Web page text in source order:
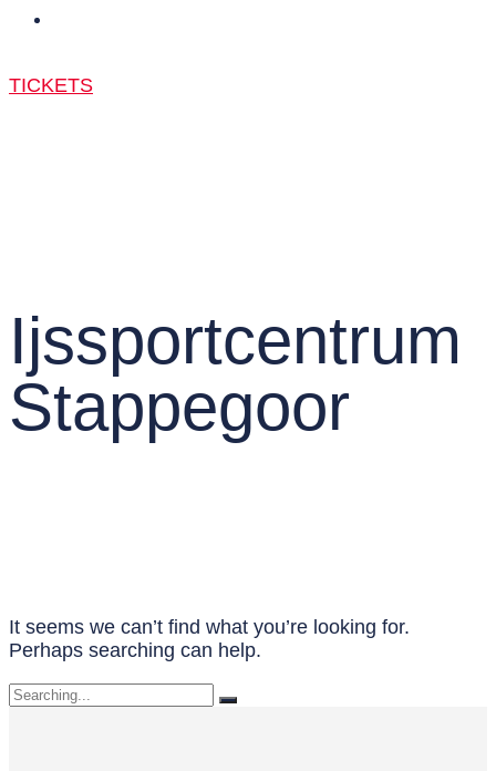
TICKETS
Ijssportcentrum
Stappegoor
It seems we can’t find what you’re looking for.
Perhaps searching can help.
Search